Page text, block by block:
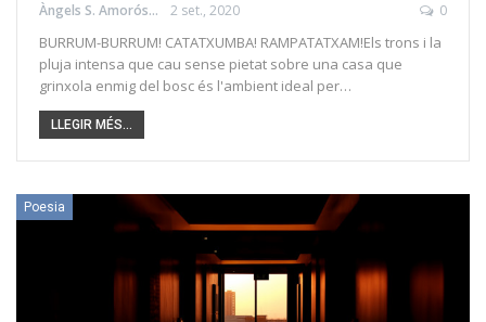
Àngels S. Amorós 2 set., 2020 0
BURRUM-BURRUM! CATATXUMBA! RAMPATATXAM!Els trons i la
pluja intensa que cau sense pietat sobre una casa que
grinxola enmig del bosc és l'ambient ideal per…
LLEGIR MÉS...
Poesia